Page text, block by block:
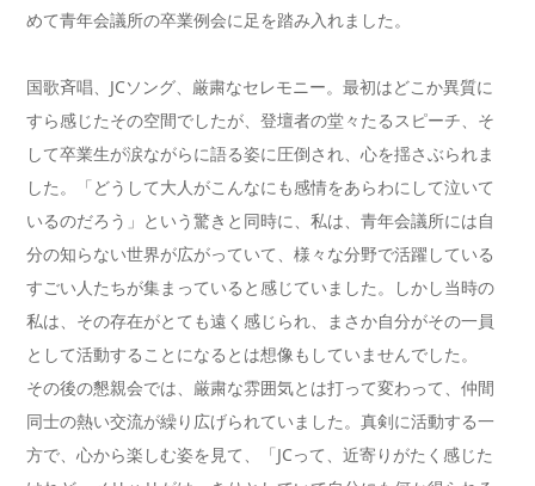
めて青年会議所の卒業例会に足を踏み入れました。
国歌斉唱、JCソング、厳粛なセレモニー。最初はどこか異質に
すら感じたその空間でしたが、登壇者の堂々たるスピーチ、そ
して卒業生が涙ながらに語る姿に圧倒され、心を揺さぶられま
した。「どうして大人がこんなにも感情をあらわにして泣いて
いるのだろう」という驚きと同時に、私は、青年会議所には自
分の知らない世界が広がっていて、様々な分野で活躍している
すごい人たちが集まっていると感じていました。しかし当時の
私は、その存在がとても遠く感じられ、まさか自分がその一員
として活動することになるとは想像もしていませんでした。
その後の懇親会では、厳粛な雰囲気とは打って変わって、仲間
同士の熱い交流が繰り広げられていました。真剣に活動する一
方で、心から楽しむ姿を見て、「JCって、近寄りがたく感じた